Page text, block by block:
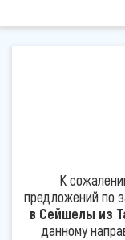
К
предложений по
в Сейшелы из
данному